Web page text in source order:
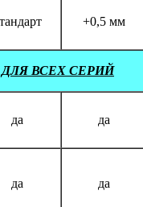
+0,5 мм
ВСЕХ СЕРИЙ
да да
да да